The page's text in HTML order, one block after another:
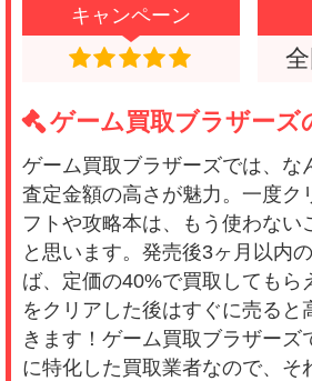
キャンペーン
ゲーム買取ブラザーズ
ゲーム買取ブラザーズでは、な
査定金額の高さが魅力。一度ク
フトや攻略本は、もう使わない
と思います。発売後3ヶ月以内
ば、定価の40%で買取してもら
をクリアした後はすぐに売ると
きます！ゲーム買取ブラザーズ
に特化した買取業者なので、そ